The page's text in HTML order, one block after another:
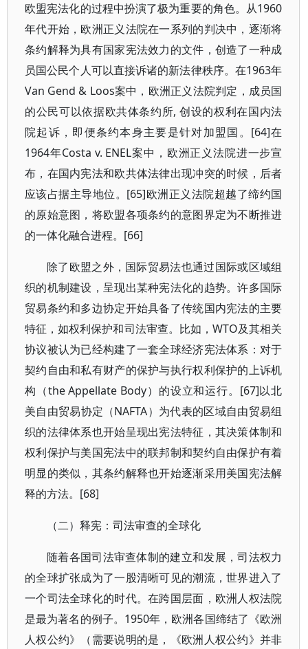
欧盟宪法化的过程中扮演了极为重要的角色。从1960
年代开始，欧洲正义法院在一系列的判决中，逐渐将
条约解释为具有国家宪法效力的文件，创造了一种成
员国公民个人可以直接诉诸的新法律秩序。在1963年
Van Gend & Loos案中，欧洲正义法院判定，成员国
的公民可以依据欧共体条约所, 创设的权利在国内法
院起诉，即便条约本身主要是针对加盟国。[64]在
1964年Costa v. ENEL案中，欧洲正义法院进一步宣
布，在国内宪法和欧共体法律出现冲突的时候，后者
应该占据主导地位。[65]欧洲正义法院超越了缔约国
的原始意图，将欧盟各项条约的意图界定为不断推进
的一体化融合进程。[66]
除了欧盟之外，国际贸易法也通过国际或区域组
织的机制建设，呈现出某种宪法化的趋势。许多国际
贸易条约和多边协定开始具备了传统国内宪法的主要
特征，如权利保护和司法审查。比如，WTO及其相关
协议被认为已经构建了一套全球经济宪法体系：对于
契约自由和私有财产的保护与执行权利保护的上诉机
构（the Appellate Body）的设立和运行。[67]以北
美自由贸易协定（NAFTA）为代表的区域自由贸易组
织的法律体系也开始呈现出宪法特征，其决策体制和
权利保护与美国宪法中的联邦制和契约自由保护有着
明显的类似，其条约解释也开始逐渐采用美国宪法解
释的方法。[68]
（二）释宪：司法审查的全球化
随着各国司法审查体制的建立和发展，司法权力
的全球扩张成为了一股清晰可见的潮流，世界进入了
一个司法全球化的时代。在跨国层面，欧洲人权法院
是最为著名的例子。1950年，欧洲各国缔结了《欧洲
人权公约》（需要说明的是，《欧洲人权公约》并非